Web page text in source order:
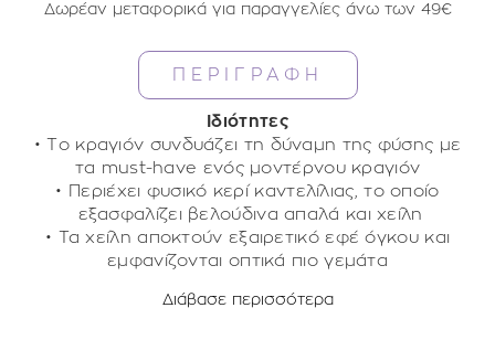
Δωρέαν μεταφορικά για παραγγελίες άνω των 49€
ΠΕΡΙΓΡΑΦΗ
Ιδιότητες
• Το κραγιόν συνδυάζει τη δύναμη της φύσης με
τα must-have ενός μοντέρνου κραγιόν
• Περιέχει φυσικό κερί καντελίλιας, το οποίο
εξασφαλίζει βελούδινα απαλά και χείλη
• Τα χείλη αποκτούν εξαιρετικό εφέ όγκου και
εμφανίζονται οπτικά πιο γεμάτα
paraben, σιλικόνη, ταλκ
Εφαρμογή
Διάβασε περισσότερα